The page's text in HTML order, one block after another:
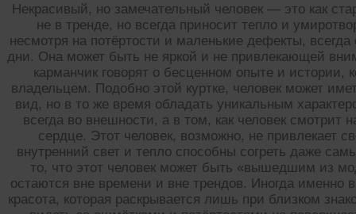
Некрасивый, но замечательный человек — это как
не в тренде, но всегда приносит тепло и
несмотря на потёртости и маленькие дефекты,
дни. Она может быть не яркой и не привлекающей
карманчик говорят о бесценном опыте и
владельцем. Подобно этой куртке, человек может
вид, но в то же время обладать уникальным
всегда во внешности, а в том, как человек смотрит
сердце. Этот человек, возможно, не привлекает
внутренний свет и тепло способны согреть даже
то, что этот человек может быть «вышедшим из
остаются вне времени и вне трендов. Иногда именно
красота, которая раскрывается лишь при близком